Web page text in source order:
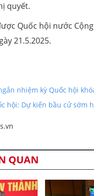
quyết.
Quốc hội nước
21.5.2025.
nhiệm kỳ Quốc hội
hội: Dự kiến bầu cử sớm
QUAN